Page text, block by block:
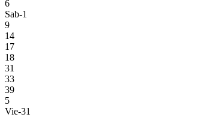
6
Sab-1
9
14
17
18
31
33
39
5
Vie-31